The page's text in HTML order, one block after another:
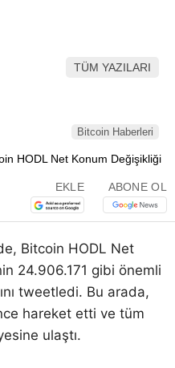
TÜM YAZILARI
Bitcoin Haberleri
EKLE ABONE OL
Bitcoin HODL Net
24.906.171 gibi önemli
tweetledi. Bu arada,
hareket etti ve tüm
ulaştı.